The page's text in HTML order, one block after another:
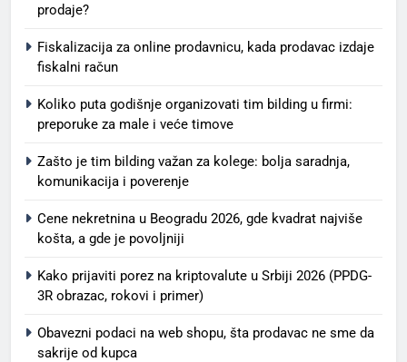
prodaje?
Fiskalizacija za online prodavnicu, kada prodavac izdaje
fiskalni račun
Koliko puta godišnje organizovati tim bilding u firmi:
preporuke za male i veće timove
Zašto je tim bilding važan za kolege: bolja saradnja,
komunikacija i poverenje
Cene nekretnina u Beogradu 2026, gde kvadrat najviše
košta, a gde je povoljniji
Kako prijaviti porez na kriptovalute u Srbiji 2026 (PPDG-
3R obrazac, rokovi i primer)
Obavezni podaci na web shopu, šta prodavac ne sme da
sakrije od kupca